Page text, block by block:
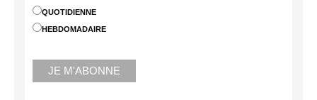
QUOTIDIENNE
HEBDOMADAIRE